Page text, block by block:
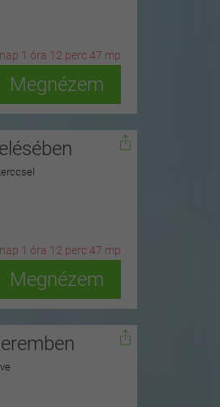
nap 1 óra 12 perc46 mp
Megnézem
nap 1 óra 12 perc46 mp
Megnézem